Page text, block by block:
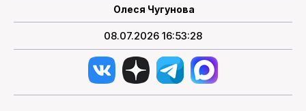
Олеся Чугунова
08.07.2026 16:53:28